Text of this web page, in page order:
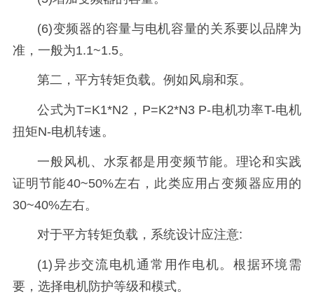
(6)变频器的容量与电机容量的关系要以品牌为
准，一般为1.1~1.5。
第二，平方转矩负载。例如风扇和泵。
公式为T=K1*N2，P=K2*N3 P-电机功率T-电机
扭矩N-电机转速。
一般风机、水泵都是用变频节能。理论和实践
证明节能40~50%左右，此类应用占变频器应用的
30~40%左右。
对于平方转矩负载，系统设计应注意:
(1)异步交流电机通常用作电机。根据环境需
要，选择电机防护等级和模式。